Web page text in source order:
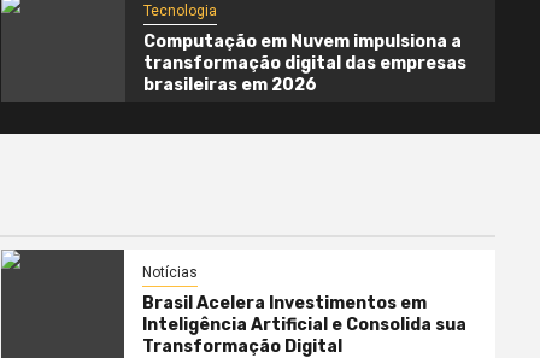
3 semanas atrás Cynthia Oliveira
Tecnologia
Computação em Nuvem impulsiona a
transformação digital das empresas
brasileiras em 2026
Notícias
Brasil Acelera Investimentos em
Inteligência Artificial e Consolida sua
Transformação Digital